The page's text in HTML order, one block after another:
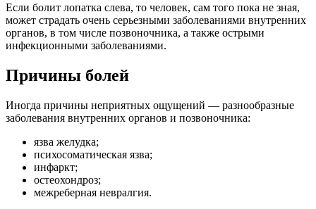
Если болит лопатка слева, то человек, сам того пока не зная,
может страдать очень серьезными заболеваниями внутренних
органов, в том числе позвоночника, а также острыми
инфекционными заболеваниями.
Причины болей
Иногда причины неприятных ощущений — разнообразные
заболевания внутренних органов и позвоночника:
язва желудка;
психосоматическая язва;
инфаркт;
остеохондроз;
межреберная невралгия.